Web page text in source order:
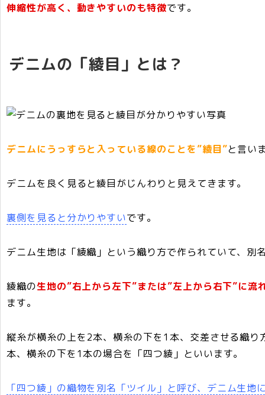
伸縮性が高く、動きやすいのも特徴です。
デニムの「綾目」とは？
デニムにうっすらと入っている線のことを”綾目”と言い
デニムを良く見ると綾目がじんわりと見えてきます。
裏側を見ると分かりやすいです。
デニム生地は「綾織」という織り方で作られていて、別
綾織の生地の”右上から左下”または”左上から右下”に流
ます。
縦糸が横糸の上を2本、横糸の下を1本、交差させる織
本、横糸の下を1本の場合を「四つ綾」といいます。
「四つ綾」の織物を別名「ツイル」と呼び、デニム生